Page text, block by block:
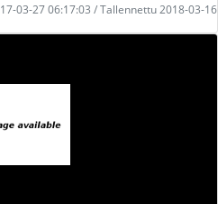
03-27 06:17:03 / Tallennettu 2018-03-16